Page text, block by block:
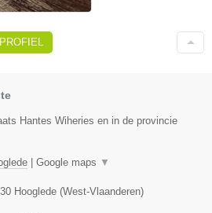
Hantes Wiheries en in de provincie
Google maps ▼
Hooglede (West-Vlaanderen)